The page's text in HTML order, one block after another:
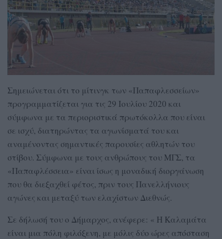
Σημειώνεται ότι το μίτινγκ των «Παπαφλεσσείων»
προγραμματίζεται για τις 29 Ιουλίου 2020 και
σύμφωνα με τα περιοριστικά πρωτόκολλα που είναι
σε ισχύ, διατηρώντας τα αγωνίσματά του και
αναμένοντας σημαντικές παρουσίες αθλητών του
στίβου. Σύμφωνα με τους ανθρώπους του ΜΓΣ, τα
«Παπαφλέσσεια» είναι ίσως η μοναδική διοργάνωση
που θα διεξαχθεί φέτος, πριν τους Πανελλήνιους
αγώνες και μεταξύ των ελαχίστων Διεθνώς.
Σε δήλωσή του ο Δήμαρχος, ανέφερε: « Η Καλαμάτα
είναι μια πόλη φιλόξενη, με μόλις δύο ώρες απόσταση